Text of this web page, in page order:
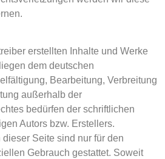
erstellten Inhalte und Werke
dem deutschen
Bearbeitung, Verbreitung
außerhalb der
bedürfen der schriftlichen
Autors bzw. Erstellers.
Seite sind nur für den
Gebrauch gestattet. Soweit